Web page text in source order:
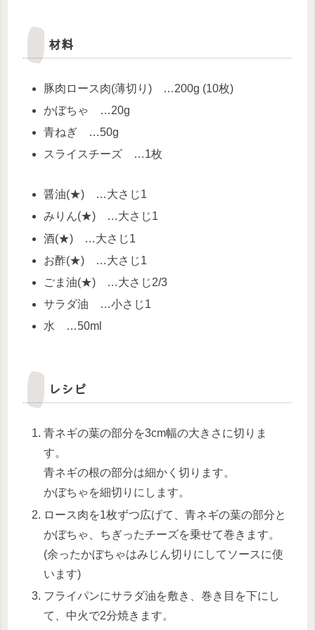
材料
豚肉ロース肉(薄切り) …200g (10枚)
かぼちゃ …20g
青ねぎ …50g
スライスチーズ …1枚
醤油(★) …大さじ1
みりん(★) …大さじ1
酒(★) …大さじ1
お酢(★) …大さじ1
ごま油(★) …大さじ2/3
サラダ油 …小さじ1
水 …50ml
レシピ
青ネギの葉の部分を3cm幅の大きさに切りま
す。
青ネギの根の部分は細かく切ります。
かぼちゃを細切りにします。
ロース肉を1枚ずつ広げて、青ネギの葉の部分と
かぼちゃ、ちぎったチーズを乗せて巻きます。
(余ったかぼちゃはみじん切りにしてソースに使
います)
フライパンにサラダ油を敷き、巻き目を下にし
て、中火で2分焼きます。